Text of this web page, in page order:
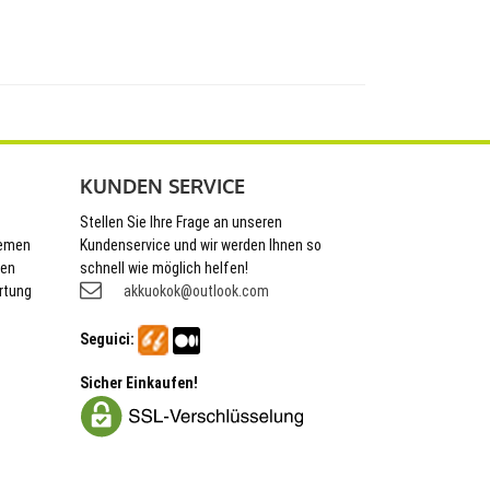
KUNDEN SERVICE
Stellen Sie Ihre Frage an unseren
Kundenservice und wir werden Ihnen so
schnell wie möglich helfen!
akkuokok@outlook.com
Seguici:
Sicher Einkaufen!